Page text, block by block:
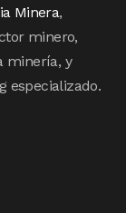
Minera,
minero,
minería, y
especializado.